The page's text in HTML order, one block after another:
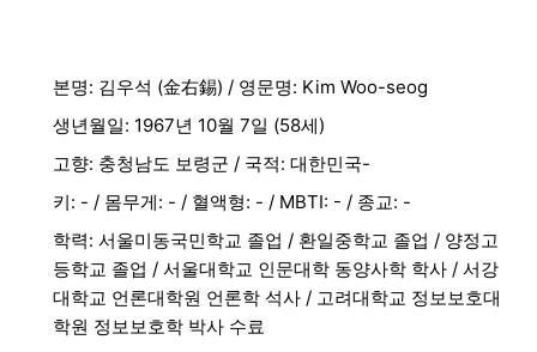
본명: 김우석 (金右錫) / 영문명: Kim Woo-seog
생년월일: 1967년 10월 7일 (58세)
고향: 충청남도 보령군 / 국적: 대한민국-
키: - / 몸무게: - / 혈액형: - / MBTI: - / 종교: -
학력: 서울미동국민학교 졸업 / 환일중학교 졸업 / 양정고
등학교 졸업 / 서울대학교 인문대학 동양사학 학사 / 서강
대학교 언론대학원 언론학 석사 / 고려대학교 정보보호대
학원 정보보호학 박사 수료